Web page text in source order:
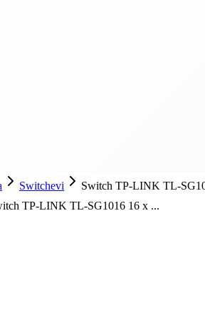
Switchevi
Switch TP-LINK TL-
TP-LINK TL-SG1016 16 x ...